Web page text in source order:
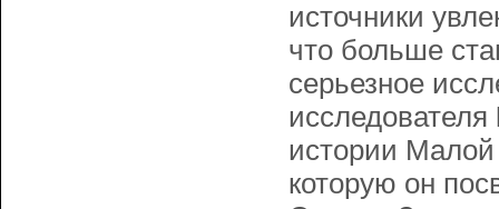
источники
что больше
серьезное
исследователя
истории Малой
которую он